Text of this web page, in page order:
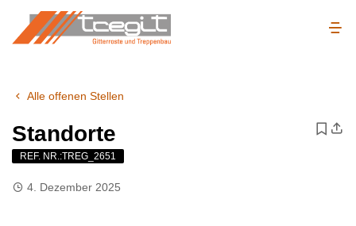
Alle offenen Stellen
Standorte
REF. NR.:TREG_2651
4. Dezember 2025